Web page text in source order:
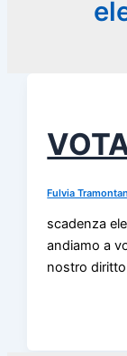
Fulvia
scadenza
andiamo a
nostro diritto